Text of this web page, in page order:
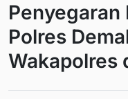
Penyegaran
Polres
Wakapolres